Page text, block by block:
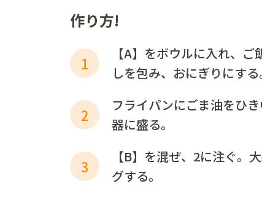
作り方!
1
【A】をボウルに入れ、
しを包み、おにぎりにする
2
フライパンにごま油をひ
器に盛る。
3
【B】を混ぜ、2に注ぐ。
グする。